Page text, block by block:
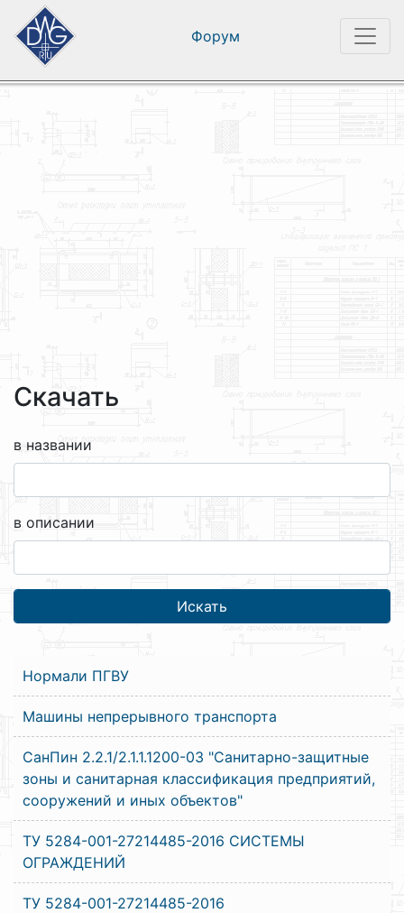
Форум
Скачать
в названии
в описании
Нормали ПГВУ
Машины непрерывного транспорта
СанПин 2.2.1/2.1.1.1200-03 "Санитарно-защитные
зоны и санитарная классификация предприятий,
сооружений и иных объектов"
ТУ 5284-001-27214485-2016 СИСТЕМЫ
ОГРАЖДЕНИЙ
ТУ 5284-001-27214485-2016